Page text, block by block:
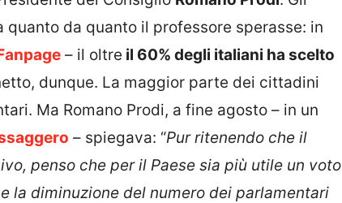
da quanto il professore sperasse: in
– il oltre il 60% degli italiani ha scelto
dunque. La maggior parte dei cittadini
Ma Romano Prodi, a fine agosto – in un
– spiegava: “Pur ritenendo che il
penso che per il Paese sia più utile un voto
la diminuzione del numero dei parlamentari